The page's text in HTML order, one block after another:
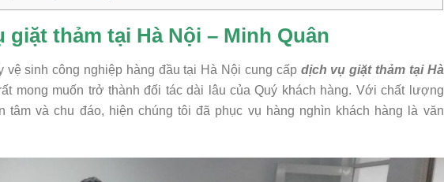
thảm tại Hà Nội – Minh Quân
vệ sinh công nghiệp hàng đầu tại Hà Nội cung cấp dịch vụ giặt thảm tại Hà
mong muốn trở thành đối tác dài lâu của Quý khách hàng. Với chất lượng
tâm và chu đáo, hiện chúng tôi đã phục vụ hàng nghìn khách hàng là văn